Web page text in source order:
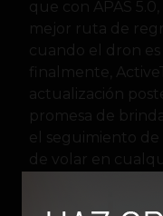
que con APAS
mejor ruta de
cuando el dron
finalmente,
actualización
promesa de
el seguimiento de
de volar en